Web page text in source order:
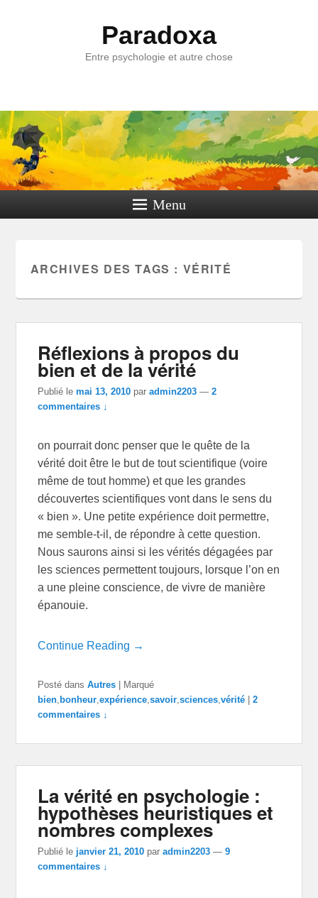
Paradoxa
Entre psychologie et autre chose
Menu
ARCHIVES DES TAGS : VÉRITÉ
Réflexions à propos du
bien et de la vérité
Publié lemai 13, 2010 paradmin2203 —2
commentaires ↓
on pourrait donc penser que le quête de la
vérité doit être le but de tout scientifique (voire
même de tout homme) et que les grandes
découvertes scientifiques vont dans le sens du
« bien ». Une petite expérience doit permettre,
me semble-t-il, de répondre à cette question.
Nous saurons ainsi si les vérités dégagées par
les sciences permettent toujours, lorsque l’on en
a une pleine conscience, de vivre de manière
épanouie.
Continue Reading →
Posté dans Autres
Marqué
bien bonheur ,expérience ,savoir ,sciences ,vérité |2
commentaires ↓
La vérité en psychologie :
hypothèses heuristiques et
nombres complexes
Publié le janvier 21, 2010 paradmin2203 —9
commentaires ↓